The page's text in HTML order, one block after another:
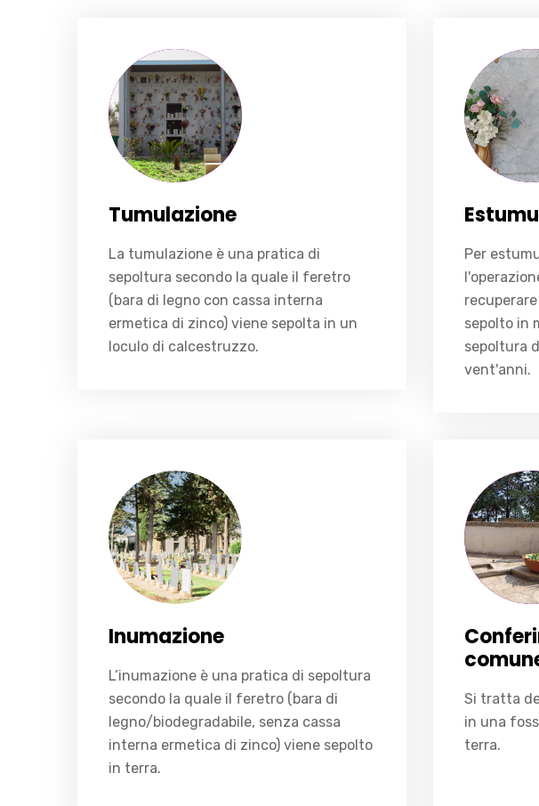
Tumulazione
La tumulazione è una pratica di
sepoltura secondo la quale il feretro
(bara di legno con cassa interna
ermetica di zinco) viene sepolta in un
loculo di calcestruzzo.
Per
sepolto in
sepoltura
vent'anni.
Inumazione
L’inumazione è una pratica di sepoltura
secondo la quale il feretro (bara di
legno/biodegradabile, senza cassa
interna ermetica di zinco) viene sepolto
in terra.
Si tratta
in una
terra.